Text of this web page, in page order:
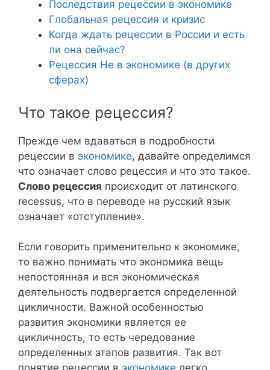
Последствия рецессии в экономике
Глобальная рецессия и кризис
Когда ждать рецессии в России и есть
ли она сейчас?
Рецессия Не в экономике (в других
сферах)
Что такое рецессия?
Прежде чем вдаваться в подробности
рецессии в экономике, давайте определимся
что означает слово рецессия и что это такое.
Слово рецессия происходит от латинского
recessus, что в переводе на русский язык
означает «отступление».
Если говорить применительно к экономике,
то важно понимать что экономика вещь
непостоянная и вся экономическая
деятельность подвергается определенной
цикличности. Важной особенностью
развития экономики является ее
цикличность, то есть чередование
определенных этапов развития. Так вот
понятие рецессии в экономике легко